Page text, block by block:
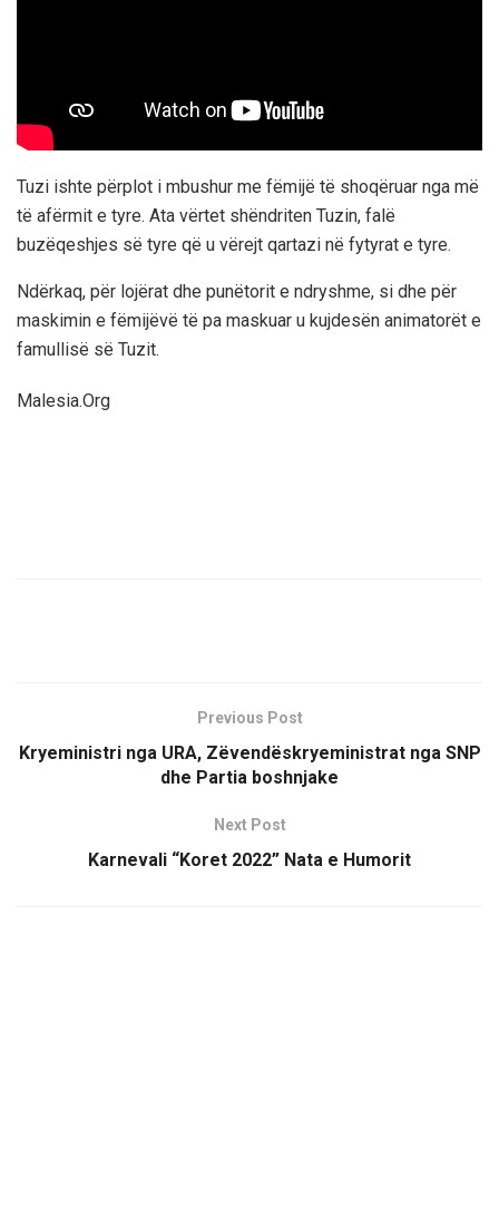
Tuzi ishte përplot i mbushur me fëmijë të shoqëruar nga më
të afërmit e tyre. Ata vërtet shëndriten Tuzin, falë
buzëqeshjes së tyre që u vërejt qartazi në fytyrat e tyre.
Ndërkaq, për lojërat dhe punëtorit e ndryshme, si dhe për
maskimin e fëmijëvë të pa maskuar u kujdesën animatorët e
famullisë së Tuzit.
Malesia.Org
Previous Post
Kryeministri nga URA, Zëvendëskryeministrat nga SNP
dhe Partia boshnjake
Next Post
Karnevali “Koret 2022” Nata e Humorit